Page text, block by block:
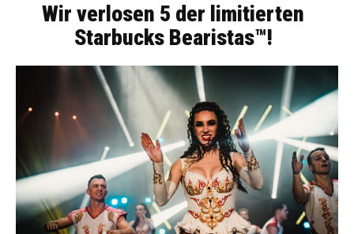
Wir verlosen 5 der limitierten
Starbucks Bearistas™!